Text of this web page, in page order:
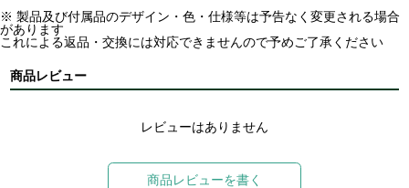
※ 製品及び付属品のデザイン・色・仕様等は予告なく変更される場合
があります
これによる返品・交換には対応できませんので予めご了承ください
商品レビュー
レビューはありません
商品レビューを書く